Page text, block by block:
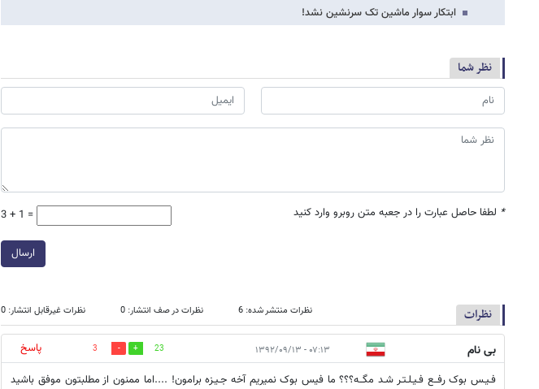
ابتکار سوار ماشین تک سرنشین نشد!
نظر شما
* لطفا حاصل عبارت را در جعبه متن روبرو وارد کنید 3 + 1 =
ارسال
نظرات نظرات منتشر شده: 6 نظرات در صف انتشار: 0 نظرات غیرقابل انتشار: 0
بی نام ۰۷:۱۳ - ۱۳۹۲/۰۹/۱۳ 23
3
پاسخ
فـیـس بوک رفــع فـیـلـتـر شـد مگــه؟؟؟ ما فیس بوک نمیریم آخه جـیـزه برامون! ....اما ممنون از مطلبتون موفق باشید